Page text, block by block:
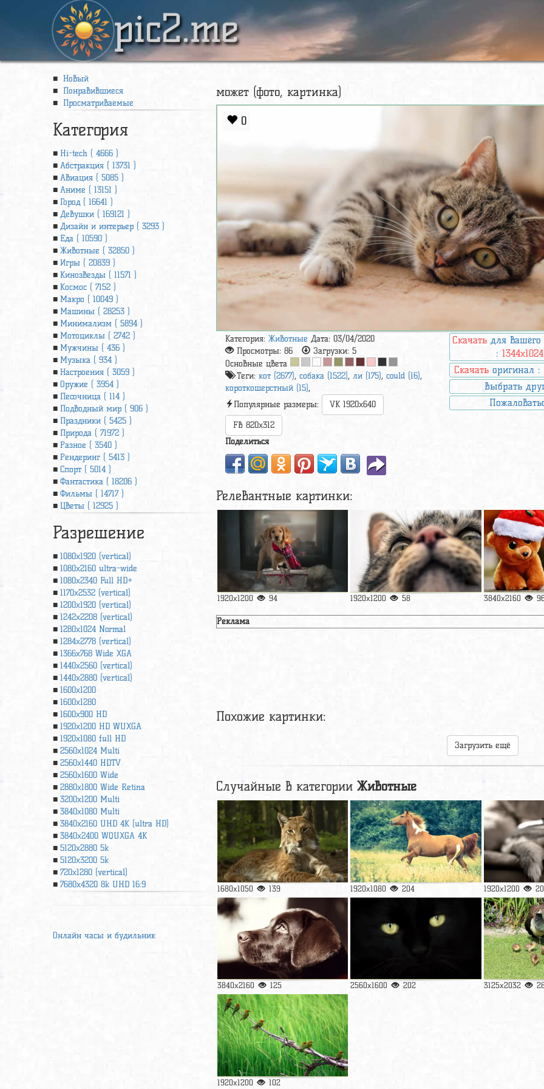
pic2.me
Новый
Понравившиеся
Просматриваемые
Категория
Hi-tech ( 4666 )
Абстракция ( 13731 )
Авиация ( 5085 )
Аниме ( 13151 )
Город ( 16641 )
Девушки ( 169121 )
Дизайн и интерьер ( 3293 )
Еда ( 10590 )
Животные ( 32850 )
Игры ( 20839 )
Кинозвезды ( 11571 )
Космос ( 7152 )
Макро ( 10049 )
Машины ( 28253 )
Минимализм ( 5894 )
Мотоциклы ( 2742 )
Мужчины ( 436 )
Музыка ( 934 )
Настроения ( 3059 )
Оружие ( 3954 )
Песочница ( 114 )
Подводный мир ( 906 )
Праздники ( 5425 )
Природа ( 71972 )
Разное ( 3540 )
Рендеринг ( 5413 )
Спорт ( 5014 )
Фантастика ( 18206 )
Фильмы ( 14717 )
Цветы ( 12925 )
Разрешение
1080x1920 (vertical)
1080x2160 ultra-wide
1080x2340 Full HD+
1170x2532 (vertical)
1200x1920 (vertical)
1242x2208 (vertical)
1280x1024 Normal
1284x2778 (vertical)
1366х768 Wide XGA
1440x2560 (vertical)
1440x2880 (vertical)
1600x1200
1600x1280
1600x900 HD
1920x1200 HD WUXGA
1920х1080 full HD
2560x1024 Multi
2560x1440 HDTV
2560x1600 Wide
2880x1800 Wide Retina
3200x1200 Multi
3840x1080 Multi
3840x2160 UHD 4К (ultra HD)
3840x2400 WQUXGA 4K
5120x2880 5k
5120x3200 5k
720x1280 (vertical)
7680x4320 8k UHD 16:9
Онлайн часы и будильник
может (фото, картинка)
0
Категория:Животные Дата: 03/04/2020
Просмотры:86 Загрузки:5
Основные цвета
Теги:кот (2677),собака (1522),ли (175),could (16),
короткошерстный (15),
Популярные размеры:
VK 1920x640
FB 820x312
Скачать для
:1344x1024
Скачать оригинал :
Выбрать
Поделиться
Релевантные картинки:
1920x1200 94 1920x1200 58 3840x2160
Реклама
Похожие картинки:
Загрузить ещё
Случайные в категорииЖивотные
1680x1050 139 1920x1080 204 1920x1200
3840x2160 125 2560x1600 202 3125x2032
1920x1200 102